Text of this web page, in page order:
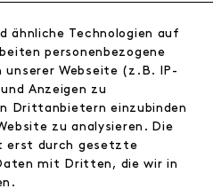
ähnliche Technologien auf
personenbezogene
unserer Webseite (z.B. IP-
Anzeigen zu
Drittanbietern einzubinden
zu analysieren. Die
erst durch gesetzte
mit Dritten, die wir in